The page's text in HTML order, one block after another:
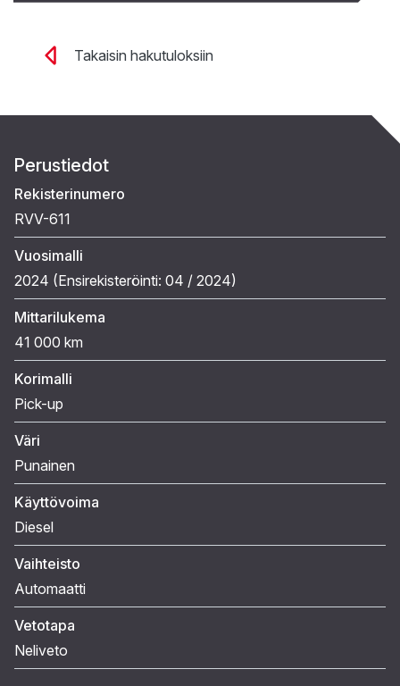
Takaisin hakutuloksiin
Perustiedot
Rekisterinumero
RVV-611
Vuosimalli
2024 (Ensirekisteröinti: 04 / 2024)
Mittarilukema
41 000 km
Korimalli
Pick-up
Väri
Punainen
Käyttövoima
Diesel
Vaihteisto
Automaatti
Vetotapa
Neliveto